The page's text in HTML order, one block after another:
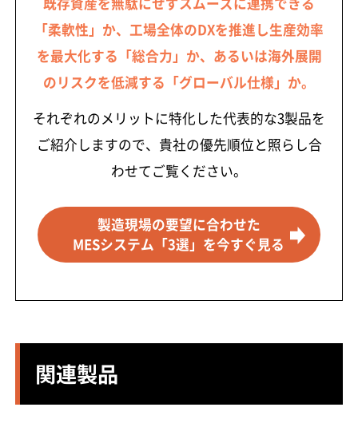
「柔軟性」か、工場全体のDXを推進し生産効率
を最大化する「総合力」か、あるいは海外展開
のリスクを低減する「グローバル仕様」か。
それぞれのメリットに特化した代表的な3製品を
ご紹介しますので、貴社の優先順位と照らし合
わせてご覧ください。
製造現場の要望に合わせた
MESシステム「3選」を今すぐ見る
関連製品